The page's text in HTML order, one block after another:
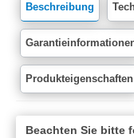
Beschreibung
Produkteigenschaften
Beachten Sie bitte